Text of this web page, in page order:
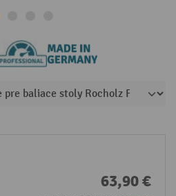
63,90 €